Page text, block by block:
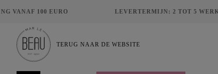
VANAF 100 EURO LEVERTERMIJN: 2 TOT 5
TERUG NAAR DE WEBSITE
ZOEKEN